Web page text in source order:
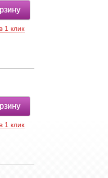
1 клик
1 клик